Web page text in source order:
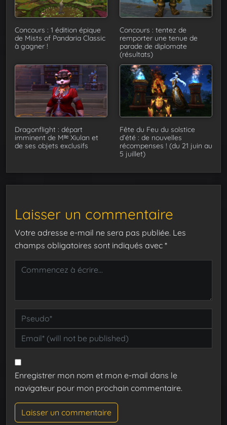
Concours : 1 édition épique
de Mists of Pandaria Classic
à gagner !
Concours : tentez de
remporter une tenue de
parade de diplomate
(résultats)
Dragonflight : départ
imminent de Mˡˡᵉ Xiulan et
de ses objets exclusifs
Fête du Feu du solstice
d’été : de nouvelles
récompenses ! (du 21 juin au
5 juillet)
Laisser un commentaire
Votre adresse e-mail ne sera pas publiée. Les
champs obligatoires sont indiqués avec *
Enregistrer mon nom et mon e-mail dans le
navigateur pour mon prochain commentaire.